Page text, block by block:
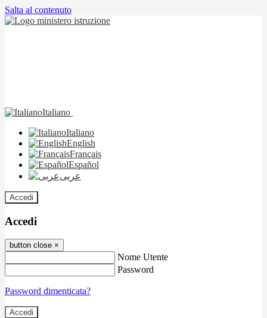
Salta al contenuto
Italiano
Italiano
English
Français
Español
عربى
Accedi
Accedi
button close ×
Nome Utente
Password
Password dimenticata?